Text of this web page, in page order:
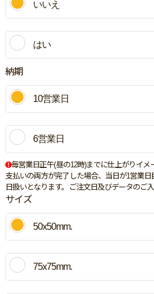
いいえ
はい
納期
10営業日
6営業日
毎営業日正午(昼の12時)までに仕上がりイ
支払いの両方が完了した場合、当日が1営業
日扱いとなります。ご注文日及びデータのご
サイズ
50x50mm.
75x75mm.